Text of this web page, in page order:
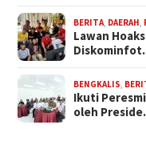
BERITA DAERAH
Lawan
BENGKALIS
Ikuti
oleh